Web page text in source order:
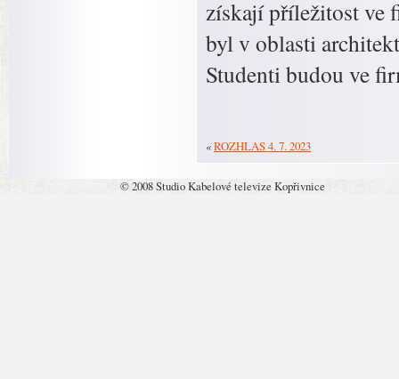
získají příležitost ve
byl v oblasti
Studenti budou ve
«ROZHLAS 4. 7. 2023
© 2008 Studio Kabelové televize Kopřivnice